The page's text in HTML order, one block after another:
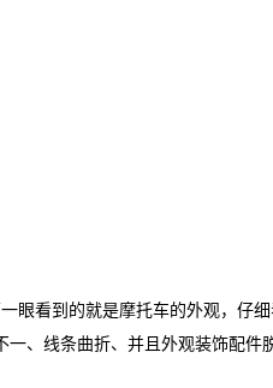
眼看到的就是摩托车的外观，仔
、线条曲折、并且外观装饰配